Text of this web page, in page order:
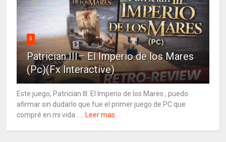
5
Patrician III– El Imperio de los Mares
(Pc)(Fx Interactive)
Este juego, Patrician III: El Imperio de los Mares , puedo
afirmar sin dudarlo que fue el primer juego de PC que
compré en mi vida ....
Leer mas